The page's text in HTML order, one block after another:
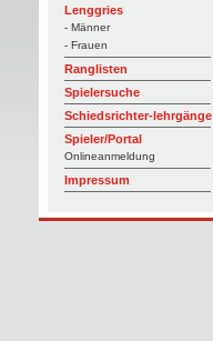
Lenggries
- Männer
- Frauen
Ranglisten
Spielersuche
Schiedsrichter-lehrgänge
Spieler/Portal
Onlineanmeldung
Impressum